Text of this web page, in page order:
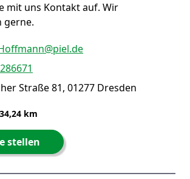
mit uns Kontakt auf. Wir
gerne.
Straße 81, 01277 Dresden
km
stellen